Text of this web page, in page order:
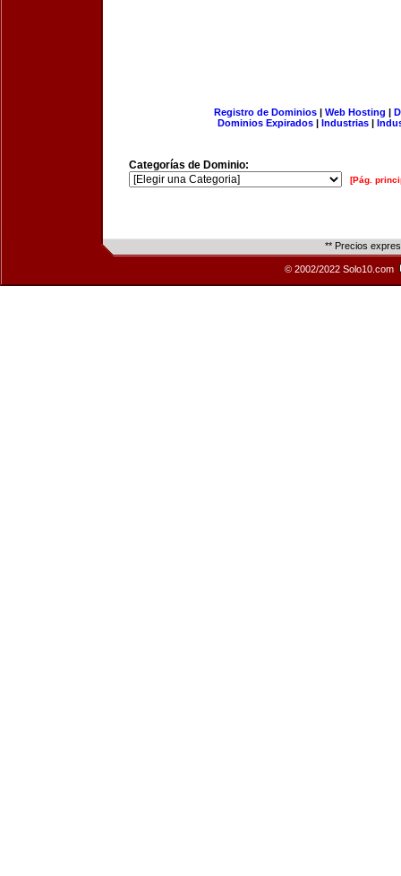
Registro de Dominios| Web Hosting |
Dominios Expirados | Industrias |
Categorías de Dominio:
[Pág.
** Precios
© 2002/2022 Solo10.com